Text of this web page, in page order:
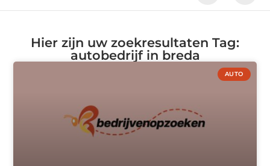
Hier zijn uw zoekresultaten Tag:
autobedrijf in breda
AUTO